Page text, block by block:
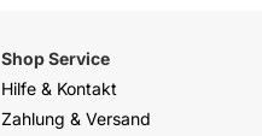
Shop Service
Hilfe & Kontakt
Zahlung & Versand